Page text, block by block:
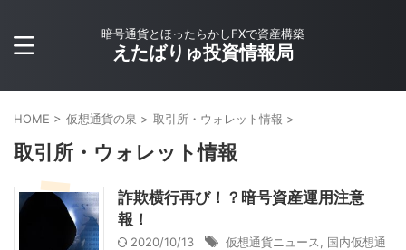
暗号通貨とほったらかしFXで資産構築
えたばりゅ投資情報局
HOME > 仮想通貨の泉 > 取引所・ウォレット情報 >
取引所・ウォレット情報
詐欺横行再び！？暗号資産運用注意
報！
2020/10/13 仮想通貨ニュース
国内仮想通